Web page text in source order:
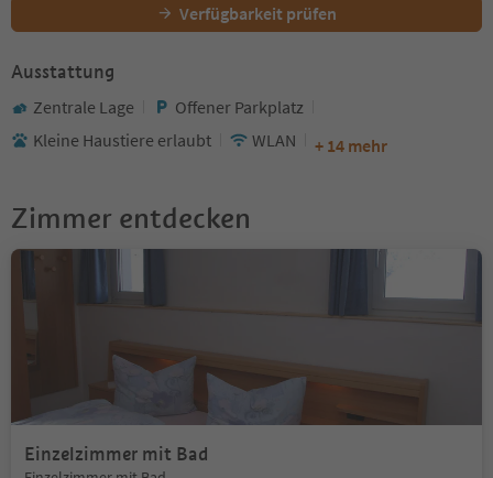
Verfügbarkeit prüfen
Ausstattung
Zentrale Lage
Offener Parkplatz
Kleine Haustiere erlaubt
WLAN + 14 mehr
Zimmer entdecken
Einzelzimmer mit Bad